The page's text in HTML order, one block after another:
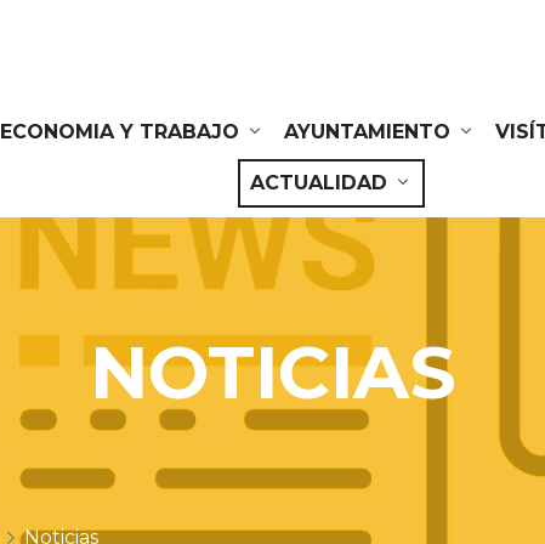
ECONOMIA Y TRABAJO AYUNTAMIENTO
ACTUALIDAD
NOTICIAS
Noticias